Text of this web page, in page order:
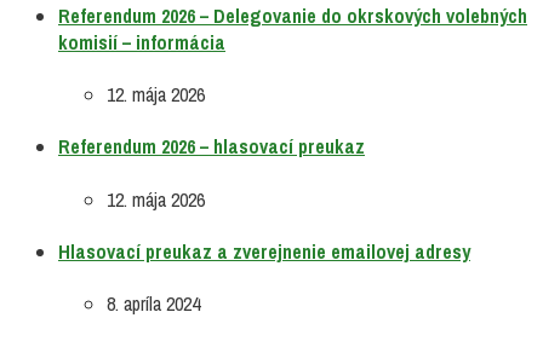
Referendum 2026 – Delegovanie do okrskových volebných
komisií – informácia
12. mája 2026
Referendum 2026 – hlasovací preukaz
12. mája 2026
Hlasovací preukaz a zverejnenie emailovej adresy
8. apríla 2024